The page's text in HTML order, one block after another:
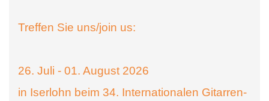
Treffen Sie uns/join us:
26. Juli - 01. August 2026
in Iserlohn beim 34. Internationalen Gitarren-